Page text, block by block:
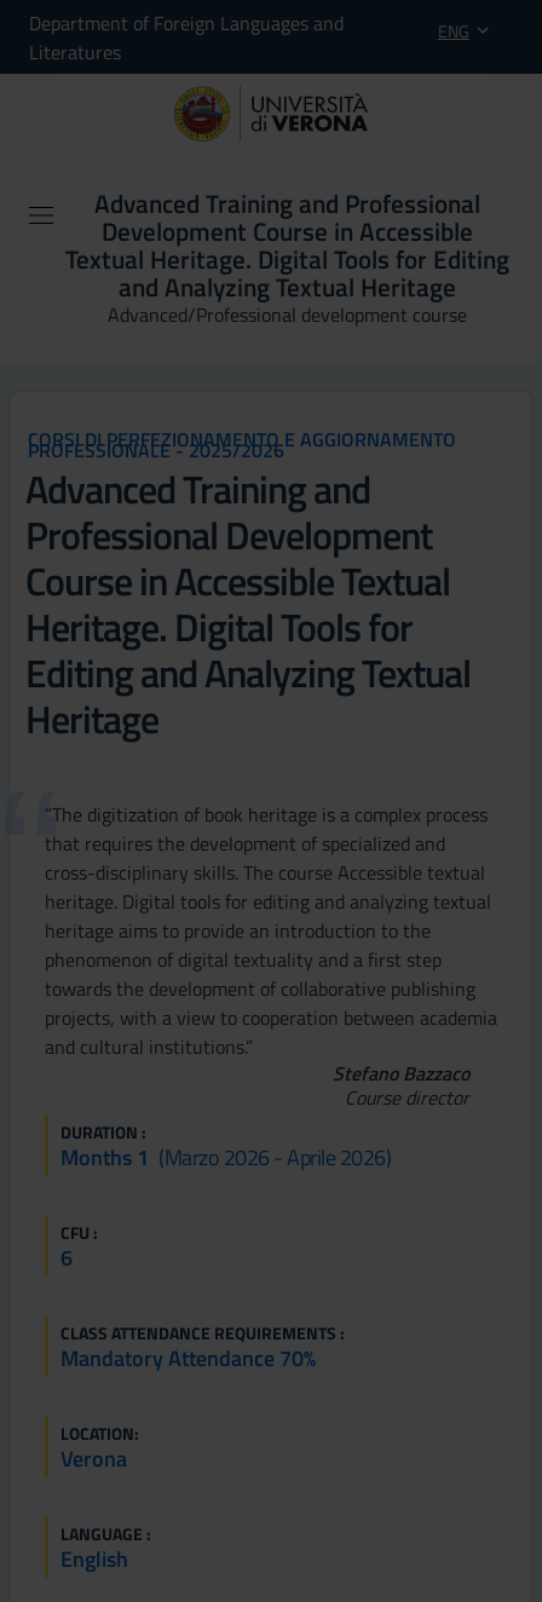
Department of Foreign Languages and
Literatures
ENG
Advanced Training and Professional
Development Course in Accessible
Textual Heritage. Digital Tools for Editing
and Analyzing Textual Heritage
Advanced/Professional development course
CORSI DI PERFEZIONAMENTO E AGGIORNAMENTO
PROFESSIONALE - 2025/2026
Advanced Training and
Professional Development
Course in Accessible Textual
Heritage. Digital Tools for
Editing and Analyzing Textual
Heritage
“The digitization of book heritage is a complex process
that requires the development of specialized and
cross-disciplinary skills. The course Accessible textual
heritage. Digital tools for editing and analyzing textual
heritage aims to provide an introduction to the
phenomenon of digital textuality and a first step
towards the development of collaborative publishing
projects, with a view to cooperation between academia
and cultural institutions.”
Stefano Bazzaco
Course director
DURATION :
Months 1 (marzo 2026 - Aprile 2026)
CFU :
6
CLASS ATTENDANCE REQUIREMENTS :
Mandatory Attendance 70%
LOCATION:
Verona
LANGUAGE :
English